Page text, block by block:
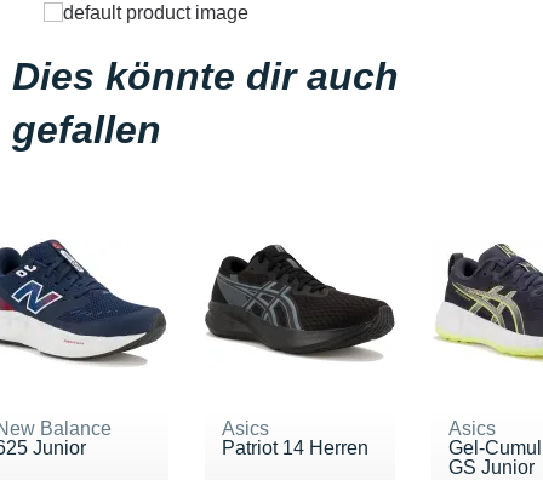
Dies könnte dir auch
gefallen
Balance
Junior
Asics
Patriot 14 Herren
Asics
Gel-
GS Junior